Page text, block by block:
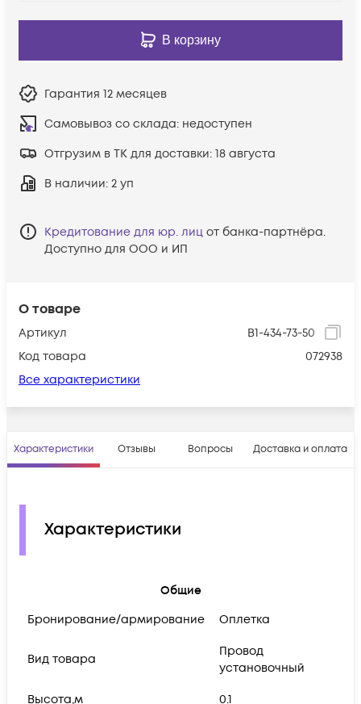
О товаре
Артикул
B1-434-73-50
Код товара
072938
Все характеристики
В корзину
Гарантия 12 месяцев
Самовывоз со склада: недоступен
Отгрузим в ТК для доставки: 18 августа
В наличии: 2 уп
Кредитование для юр. лиц от банка-партнёра.
Доступно для ООО и ИП
Характеристики Отзывы Вопросы Доставка и оплата
Характеристики
Общие
Бронирование/армирование
Оплетка
Вид товара
Провод
установочный
Высота,м 0.1